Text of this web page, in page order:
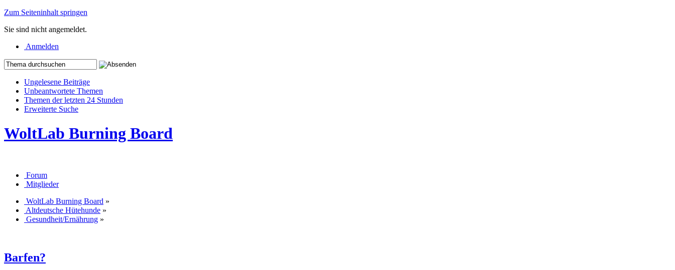
Zum Seiteninhalt springen
Sie sind nicht angemeldet.
Anmelden
Ungelesene Beiträge
Unbeantwortete Themen
Themen der letzten 24 Stunden
Erweiterte Suche
WoltLab Burning Board
Forum
Mitglieder
WoltLab Burning Board »
Altdeutsche Hütehunde »
Gesundheit/Ernährung »
Barfen?